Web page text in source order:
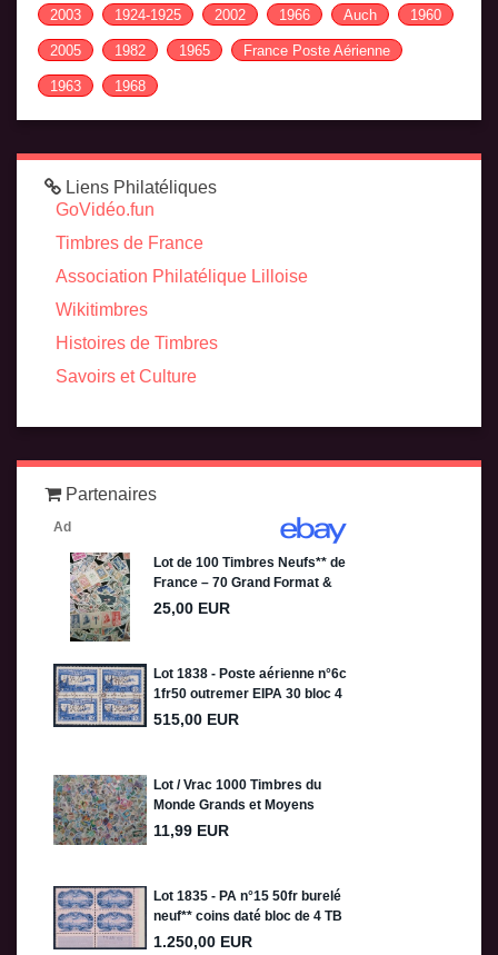
2003 1924-1925 2002 1966 Auch 1960
2005 1982 1965 France Poste Aérienne
1963 1968
Liens Philatéliques
GoVidéo.fun
Timbres de France
Association Philatélique Lilloise
Wikitimbres
Histoires de Timbres
Savoirs et Culture
Partenaires